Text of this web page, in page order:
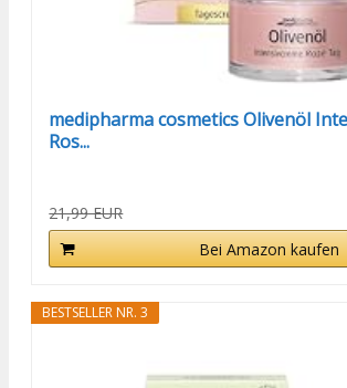
medipharma cosmetics Olivenöl
Ros...
21,99 EUR
Bei Amazon kaufen
BESTSELLER NR. 3